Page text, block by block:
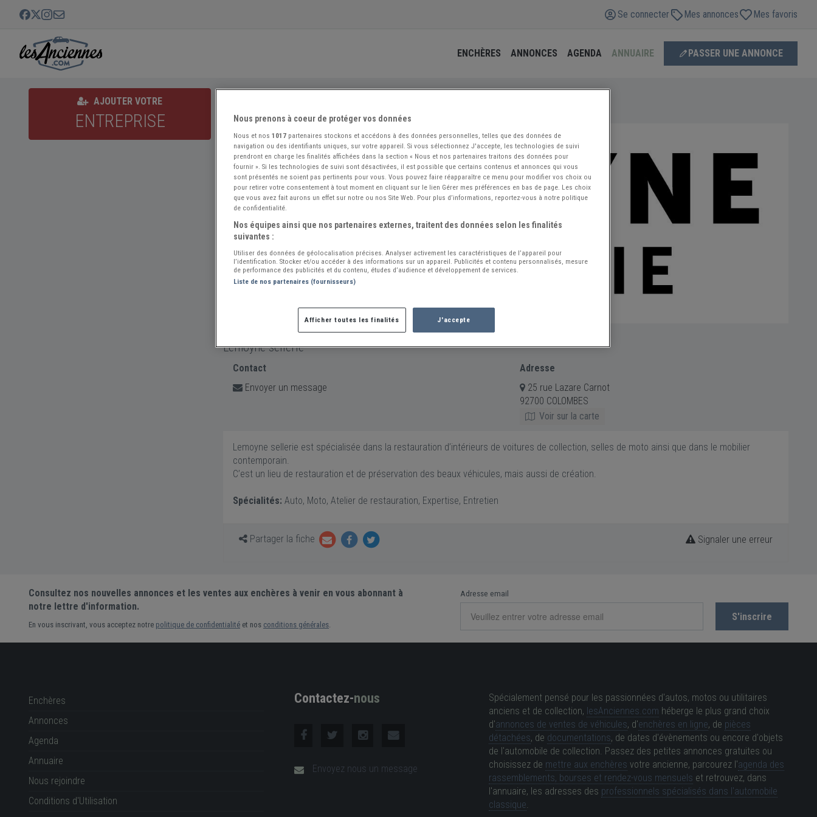
Se connecter Mes annonces Mes favoris
ENCHÈRES ANNONCES AGENDA ANNUAIRE PASSER UNE ANNONCE
AJOUTER VOTRE
ENTREPRISE
Lemoyne sellerie
Contact
Envoyer un message
Adresse
25 rue Lazare Carnot
92700 COLOMBES
Voir sur la carte
Lemoyne sellerie est spécialisée dans la restauration d’intérieurs de voitures de collection, selles de moto ainsi que dans le mobilier
contemporain.
C’est un lieu de restauration et de préservation des beaux véhicules, mais aussi de création.
Spécialités: Auto, Moto, Atelier de restauration, Expertise, Entretien
Partager la fiche Signaler une erreur
Consultez nos nouvelles annonces et les ventes aux enchères à venir en vous abonnant à
notre lettre d'information.
En vous inscrivant, vous acceptez notre politique de confidentialité et nos conditions générales
Adresse email
Enchères
Annonces
Agenda
Annuaire
Nous rejoindre
Conditions d'Utilisation
Contactez-nous
Envoyez nous un message
Spécialement pensé pour les passionnées d'autos, motos ou utilitaires
anciens et de collection, lesAnciennes.com héberge le plus grand choix
d'annonces de ventes de véhicules, d'enchères en ligne, de pièces
détachées, de documentations, de dates d'évènements ou encore d'objets
de l'automobile de collection. Passez des petites annonces gratuites ou
choisissez de mettre aux enchères votre ancienne, parcourez l'agenda des
rassemblements, bourses et rendez-vous mensuels et retrouvez, dans
l'annuaire, les adresses des professionnels spécialisés dans l'automobile
classique.
Nous prenons à coeur de protéger vos données
Nous et nos 1017 partenaires stockons et accédons à des données personnelles, telles que des données de
navigation ou des identifiants uniques, sur votre appareil. Si vous sélectionnez J'accepte, les technologies de suivi
prendront en charge les finalités affichées dans la section « Nous et nos partenaires traitons des données pour
fournir ». Si les technologies de suivi sont désactivées, il est possible que certains contenus et annonces qui vous
sont présentés ne soient pas pertinents pour vous. Vous pouvez faire réapparaître ce menu pour modifier vos choix ou
pour retirer votre consentement à tout moment en cliquant sur le lien Gérer mes préférences en bas de page. Les choix
que vous avez fait aurons un effet sur notre ou nos Site Web. Pour plus d’informations, reportez-vous à notre politique
de confidentialité.
Nos équipes ainsi que nos partenaires externes, traitent des données selon les finalités
suivantes :
Utiliser des données de géolocalisation précises. Analyser activement les caractéristiques de l’appareil pour
l’identification. Stocker et/ou accéder à des informations sur un appareil. Publicités et contenu personnalisés, mesure
de performance des publicités et du contenu, études d’audience et développement de services.
Liste de nos partenaires (fournisseurs)
Afficher toutes les finalités J'accepte